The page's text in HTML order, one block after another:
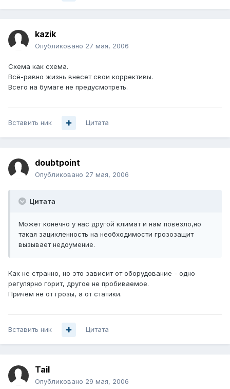
kazik
Опубликовано 27 мая, 2006
Схема как схема.
Всё-равно жизнь внесет свои коррективы.
Всего на бумаге не предусмотреть.
Вставить ник Цитата
doubtpoint
Опубликовано 27 мая, 2006
Цитата
Может конечно у нас другой климат и нам повезло,но
такая зацикленность на необходимости грозозащит
вызывает недоумение.
Как не странно, но это зависит от оборудование - одно
регулярно горит, другое не пробиваемое.
Причем не от грозы, а от статики.
Вставить ник Цитата
Tail
Опубликовано 29 мая, 2006